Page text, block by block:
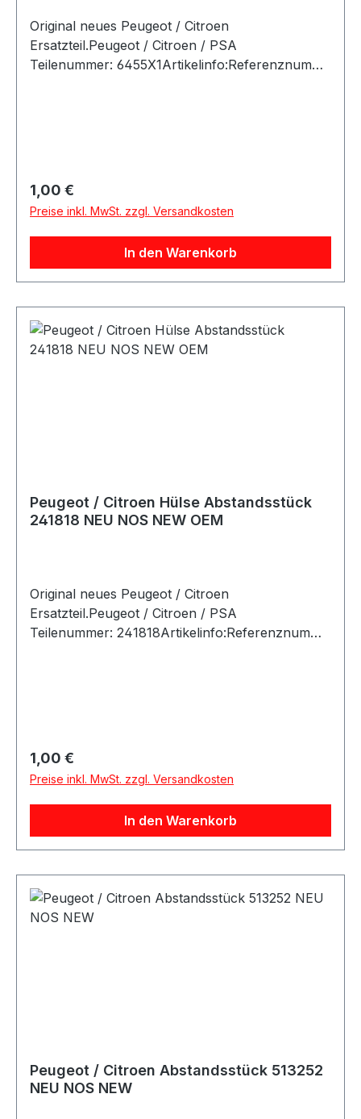
Original neues Peugeot / Citroen
Ersatzteil.Peugeot / Citroen / PSA
Teilenummer: 6455X1Artikelinfo:Referenznumme
Regulärer Preis:
1,00 €
Preise inkl. MwSt. zzgl. Versandkosten
In den Warenkorb
Peugeot / Citroen Hülse Abstandsstück
241818 NEU NOS NEW OEM
Original neues Peugeot / Citroen
Ersatzteil.Peugeot / Citroen / PSA
Teilenummer: 241818Artikelinfo:Referenznumme
Regulärer Preis:
1,00 €
Preise inkl. MwSt. zzgl. Versandkosten
In den Warenkorb
Peugeot / Citroen Abstandsstück 513252
NEU NOS NEW